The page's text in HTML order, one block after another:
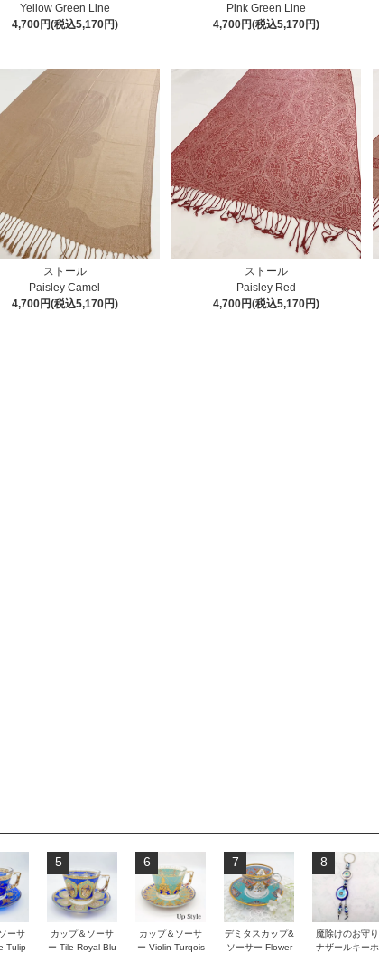
Yellow Green Line
4,700円(税込5,170円)
Pink Green Line
4,700円(税込5,170円)
ストール
Paisley Camel
4,700円(税込5,170円)
ストール
Paisley Red
4,700円(税込5,170円)
ーサ
Tulip
5
カップ＆ソーサ
ー Tile Royal Blu
6
カップ＆ソーサ
ー Violin Turqois
7
デミタスカップ&
ソーサー Flower
8
魔除けのお守り
ナザールキーホ